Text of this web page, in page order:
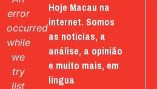
error
occurred
while
we
try
list
Hoje Macau na
internet. Somos
as notícias, a
análise, a opinião
e muito mais, em
língua